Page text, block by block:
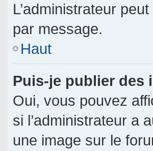
L’administrateur
par message.
Haut
Puis-je publier des
Oui, vous pouvez
si l’administrateur a
une image sur le